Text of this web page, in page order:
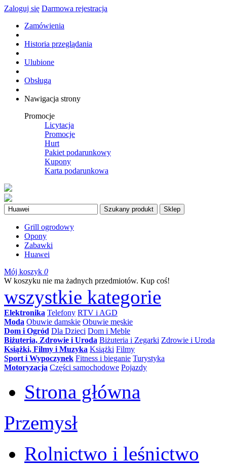
Zaloguj się Darmowa rejestracja
Zamówienia
Historia przeglądania
Ulubione
Obsługa
Nawigacja strony
Promocje
Licytacja
Promocje
Hurt
Pakiet podarunkowy
Kupony
Karta podarunkowa
Szukany produkt Sklep
Grill ogrodowy
Opony
Zabawki
Huawei
Mój koszyk 0
W koszyku nie ma żadnych przedmiotów. Kup coś!
wszystkie kategorie
Elektronika Telefony RTV i AGD
Moda Obuwie damskie Obuwie męskie
Dom i Ogród Dla Dzieci Dom i Meble
Biżuteria, Zdrowie i Uroda Biżuteria i Zegarki Zdrowie i Uroda
Książki, Filmy i Muzyka Książki Filmy
Sport i Wypoczynek Fitness i bieganie Turystyka
Motoryzacja Części samochodowe Pojazdy
Strona główna
Przemysł
Rolnictwo i leśnictwo